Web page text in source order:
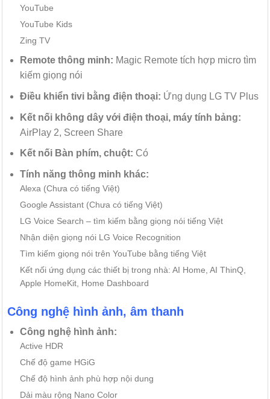
YouTube
YouTube Kids
Zing TV
Remote thông minh: Magic Remote tích hợp micro tìm
kiếm giọng nói
Điều khiển tivi bằng điện thoại: Ứng dụng LG TV Plus
Kết nối không dây với điện thoại, máy tính bảng:
AirPlay 2, Screen Share
Kết nối Bàn phím, chuột: Có
Tính năng thông minh khác:
Alexa (Chưa có tiếng Việt)
Google Assistant (Chưa có tiếng Việt)
LG Voice Search – tìm kiếm bằng giọng nói tiếng Việt
Nhận diện giọng nói LG Voice Recognition
Tìm kiếm giọng nói trên YouTube bằng tiếng Việt
Kết nối ứng dụng các thiết bị trong nhà: AI Home, AI ThinQ,
Apple HomeKit, Home Dashboard
Công nghệ hình ảnh, âm thanh
Công nghệ hình ảnh:
Active HDR
Chế độ game HGiG
Chế độ hình ảnh phù hợp nội dung
Dải màu rộng Nano Color